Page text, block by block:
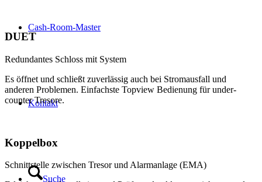
Cash-Room-Master
Kontakt
Suche
DUET
Redundantes Schloss mit System
Es öffnet und schließt zuverlässig auch bei Stromausfall und
anderen Problemen. Einfachste Topview Bedienung für under-
counter Tresore.
Koppelbox
Schnittstelle zwischen Tresor und Alarmanlage (EMA)